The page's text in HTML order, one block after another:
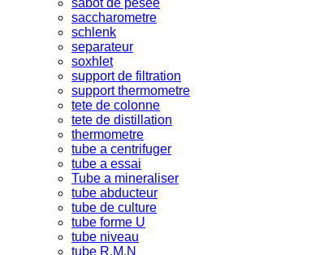
saccharometre
schlenk
separateur
soxhlet
support de filtration
support thermometre
tete de colonne
tete de distillation
thermometre
tube a centrifuger
tube a essai
Tube a mineraliser
tube abducteur
tube de culture
tube forme U
tube niveau
tube R.M.N